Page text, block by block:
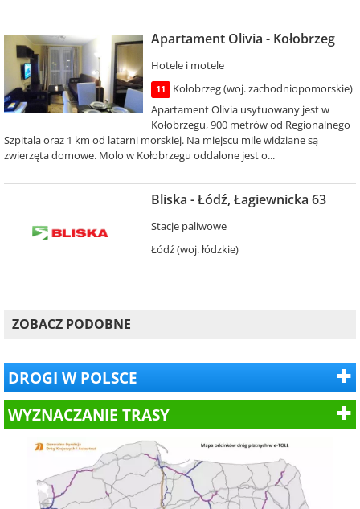
Apartament Olivia - Kołobrzeg
Hotele i motele
11
Kołobrzeg (woj. zachodniopomorskie)
Apartament Olivia usytuowany jest w
Kołobrzegu, 900 metrów od Regionalnego
Szpitala oraz 1 km od latarni morskiej. Na miejscu mile widziane są
zwierzęta domowe. Molo w Kołobrzegu oddalone jest o...
Bliska - Łódź, Łagiewnicka 63
Stacje paliwowe
Łódź (woj. łódzkie)
ZOBACZ PODOBNE
DROGI W POLSCE
WYZNACZANIE TRASY